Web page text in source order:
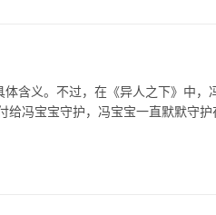
体含义。不过，在《异人之下》中，
给冯宝宝守护，冯宝宝一直默默守